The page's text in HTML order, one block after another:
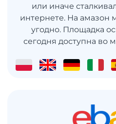
или иначе
интернете. На амазон
угодно. Площадка
сегодня доступна во